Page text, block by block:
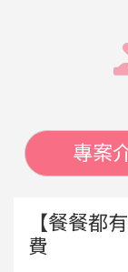
專案
【餐餐都
費